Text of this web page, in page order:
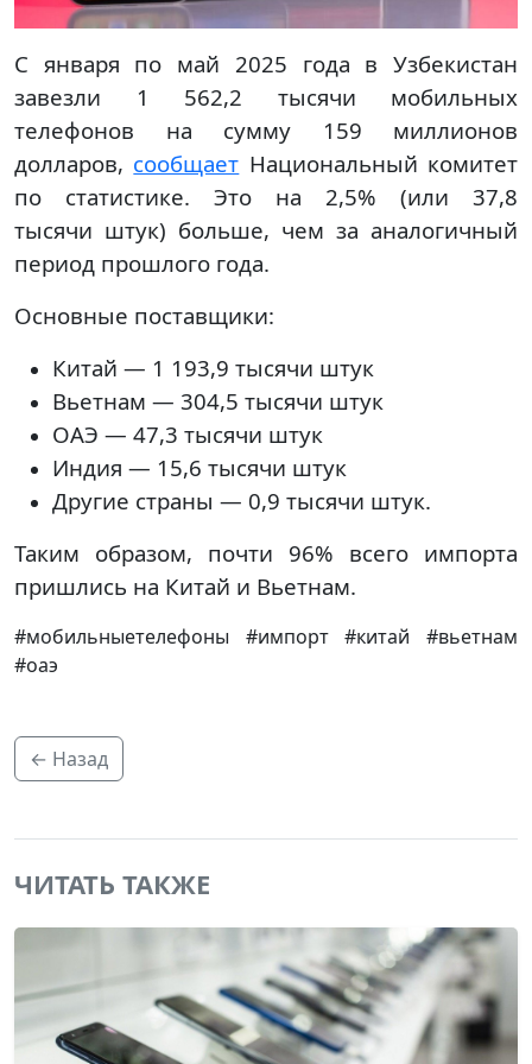
С января по май 2025 года в Узбекистан
завезли 1 562,2 тысячи мобильных
телефонов на сумму 159 миллионов
долларов, сообщает Национальный комитет
по статистике. Это на 2,5% (или 37,8
тысячи штук) больше, чем за аналогичный
период прошлого года.
Основные поставщики:
Китай — 1 193,9 тысячи штук
Вьетнам — 304,5 тысячи штук
ОАЭ — 47,3 тысячи штук
Индия — 15,6 тысячи штук
Другие страны — 0,9 тысячи штук.
Таким образом, почти 96% всего импорта
пришлись на Китай и Вьетнам.
#мобильныетелефоны #импорт #китай #вьетнам
#оаэ
← Назад
ЧИТАТЬ ТАКЖЕ